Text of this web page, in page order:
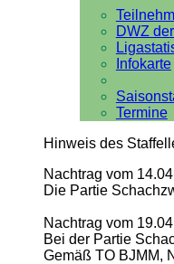
DWZ
Infokarte
Termine
Hinweis des
Nachtrag vom
Die Partie
Nachtrag vom
Bei der Partie
Gemäß TO BJMM,